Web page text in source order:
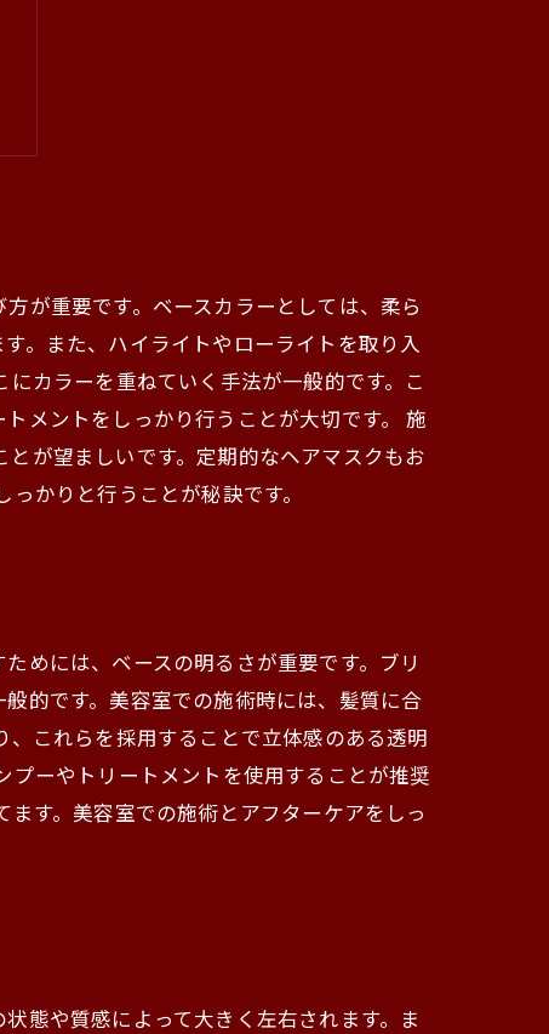
が重要です。ベースカラーとしては、柔ら
。また、ハイライトやローライトを取り入
カラーを重ねていく手法が一般的です。こ
メントをしっかり行うことが大切です。 施
が望ましいです。定期的なヘアマスクもお
かりと行うことが秘訣です。
めには、ベースの明るさが重要です。ブリ
的です。美容室での施術時には、髪質に合
これらを採用することで立体感のある透明
ーやトリートメントを使用することが推奨
す。美容室での施術とアフターケアをしっ
態や質感によって大きく左右されます。ま